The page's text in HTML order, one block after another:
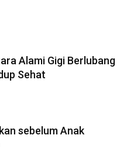
Alami Gigi Berlubang
Sehat
sebelum Anak